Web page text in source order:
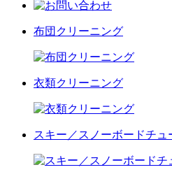
布団クリーニング
衣類クリーニング
スキー／スノーボードチュ